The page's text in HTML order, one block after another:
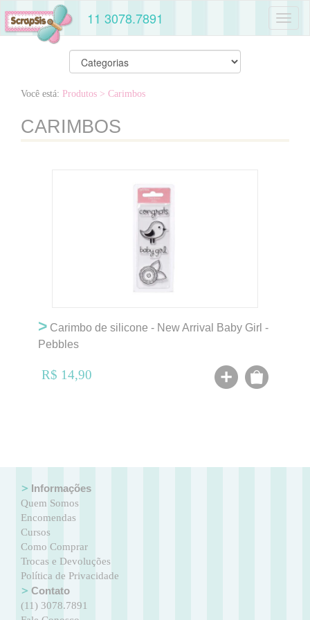
11 3078.7891
Você está: Produtos > Carimbos
CARIMBOS
> Carimbo de silicone - New Arrival Baby Girl -
Pebbles
R$ 14,90
Informações
Quem Somos
Encomendas
Cursos
Como Comprar
Trocas e Devoluções
Política de Privacidade
Contato
(11) 3078.7891